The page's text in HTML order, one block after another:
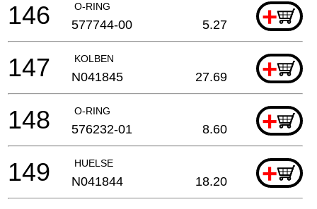
O-RING +
146 577744-00 5.27
KOLBEN +
147 N041845 27.69
O-RING +
148 576232-01 8.60
HUELSE +
149 N041844 18.20